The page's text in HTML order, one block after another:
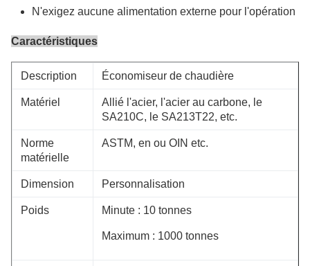
N'exigez aucune alimentation externe pour l'opération
Caractéristiques
Description Économiseur de chaudière
Matériel
Allié l'acier, l'acier au carbone, le
SA210C, le SA213T22, etc.
Norme
matérielle
ASTM, en ou OIN etc.
Dimension Personnalisation
Poids Minute : 10 tonnes
Maximum : 1000 tonnes